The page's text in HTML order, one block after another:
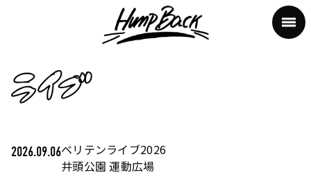
2026.09.06ベリテンライブ2026
井頭公園 運動広場